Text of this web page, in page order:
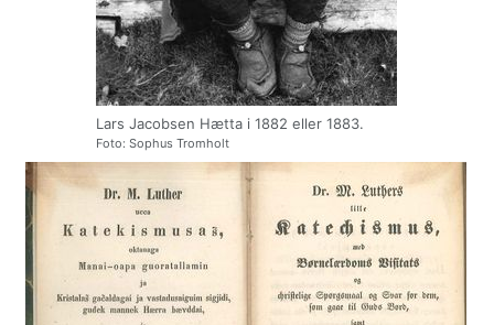
Lars Jacobsen Hætta i 1882 eller 1883.
Foto: Sophus Tromholt